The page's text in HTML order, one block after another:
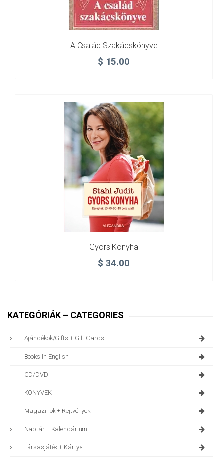
A Család Szakácskönyve
$ 15.00
Gyors Konyha
$ 34.00
KATEGÓRIÁK – CATEGORIES
Ajándékok/gifts + Gift Cards
Books In English
CD/DVD
KÖNYVEK
Magazinok + Rejtvények
Naptár + Kalendárium
Társasjáték + Kártya